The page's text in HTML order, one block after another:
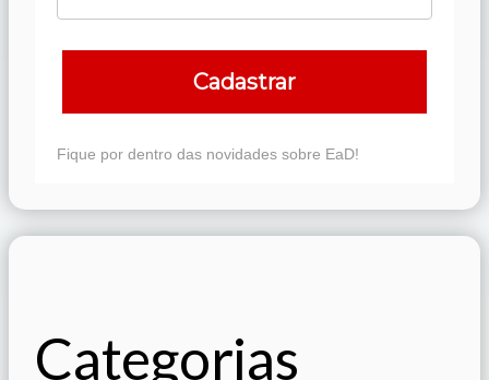
Cadastrar
Fique por dentro das novidades sobre EaD!
Categorias